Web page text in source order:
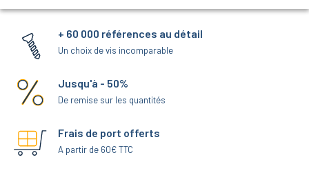
+ 60 000 références au détail
Un choix de vis incomparable
Jusqu'à - 50%
De remise sur les quantités
Frais de port offerts
A partir de 60€ TTC